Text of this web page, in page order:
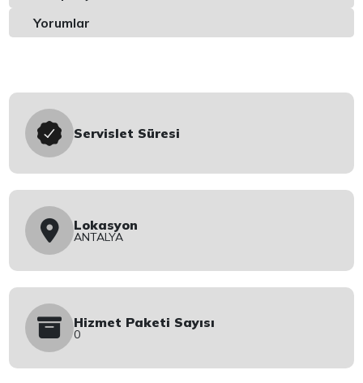
Yorumlar
Servislet Süresi
Lokasyon
ANTALYA
Hizmet Paketi Sayısı
0